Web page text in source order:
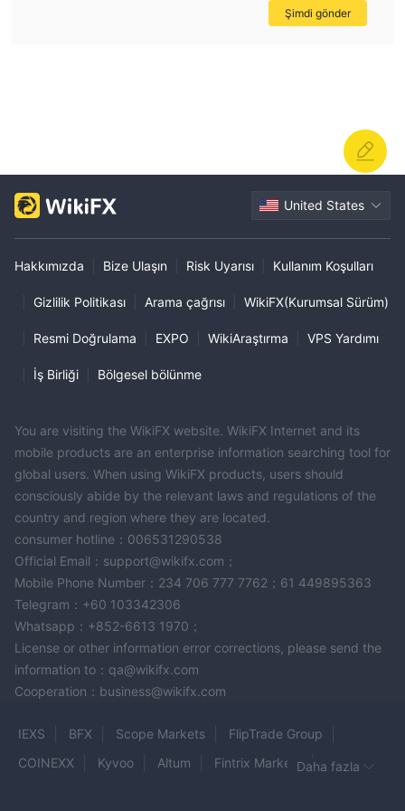
olacak bir dizi faydalı alım satım aracı sunar. marj hesaplayıcı,
komisyon hesaplayıcı, pivot noktaları, canlı rms, ticaret
daha fazlasını içeren bazı sosyal medya platformları aracılığıyla
Şimdi gönder
United States
Hakkımızda Bize Ulaşın Risk Uyarısı Kullanım Koşulları
Gizlilik Politikası Arama çağrısı WikiFX(Kurumsal Sürüm)
Resmi Doğrulama EXPO WikiAraştırma VPS Yardımı
İş Birliği Bölgesel bölünme
You are visiting the WikiFX website. WikiFX Internet and its
mobile products are an enterprise information searching tool for
global users. When using WikiFX products, users should
consciously abide by the relevant laws and regulations of the
country and region where they are located.
consumer hotline：006531290538
Official Email：support@wikifx.com；
Mobile Phone Number：234 706 777 7762；61 449895363
Telegram：+60 103342306
Whatsapp：+852-6613 1970；
License or other information error corrections, please send the
information to：qa@wikifx.com
Cooperation：business@wikifx.com
IEXS BFX Scope Markets
FlipTrade Group
COINEXX
Kyvoo Altum
Fintrix MarketsDaha fazla